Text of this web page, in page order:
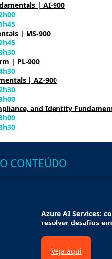
| AI-900
| MS-900
| PL-900
| AZ-900
and Identity
CONTEÚDO
Azure AI Services:
resolver desafios
Veja aqui